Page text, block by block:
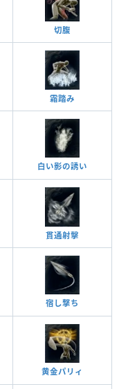
切腹
霜踏み
白い影の誘い
貫通射擊
宿し撃ち
黄金パリィ